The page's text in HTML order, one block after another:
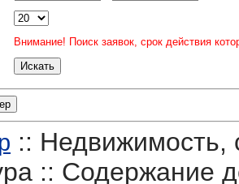
Внимание! Поиск заявок, срок действия
:: Недвижимость,
:: Содержание